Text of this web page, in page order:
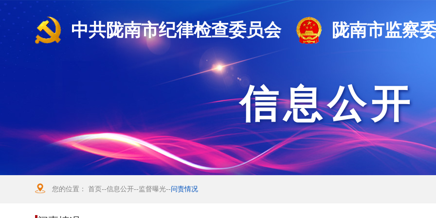
中共陇南市纪律检查委员会 陇南市监察
信息公开
您的位置： 首页 --信息公开--监督曝光--问责情况